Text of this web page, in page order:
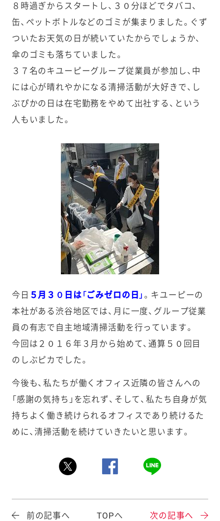
８時過ぎからスタートし、３０分ほどでタバコ、
缶、ペットボトルなどのゴミが集まりました。ぐず
ついたお天気の日が続いていたからでしょうか、
傘のゴミも落ちていました。
３７名のキユーピーグループ従業員が参加し、中
には心が晴れやかになる清掃活動が大好きで、し
ぶぴかの日は在宅勤務をやめて出社する、という
人もいました。
今日 ５月３０日は 「ごみゼロの日」 。キユーピーの
本社がある渋谷地区では、月に一度、グループ従業
員の有志で自主地域清掃活動を行っています。
今回は２０１６年３月から始めて、通算５０回目
のしぶピカでした。
今後も、私たちが働くオフィス近隣の皆さんへの
「感謝の気持ち」を忘れず、そして、私たち自身が気
持ちよく働き続けられるオフィスであり続けるた
めに、清掃活動を続けていきたいと思います。
前の記事へ TOPへ 次の記事へ